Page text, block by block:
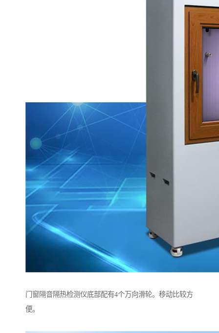
门窗隔音隔热检测仪底部配有4个万向滑轮。移动比较方
便。